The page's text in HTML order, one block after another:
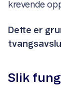
krevende
Dette er
Slik